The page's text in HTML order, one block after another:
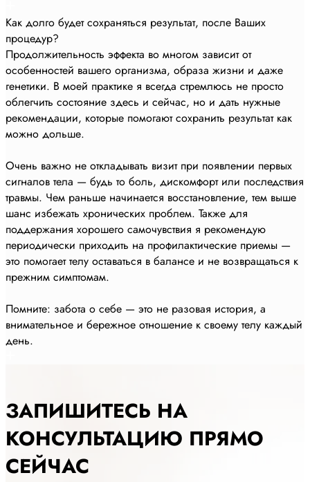
Как долго будет сохраняться результат, после Ваших
процедур?
Продолжительность эффекта во многом зависит от
особенностей вашего организма, образа жизни и даже
генетики. В моей практике я всегда стремлюсь не просто
облегчить состояние здесь и сейчас, но и дать нужные
рекомендации, которые помогают сохранить результат как
можно дольше.
Очень важно не откладывать визит при появлении первых
сигналов тела — будь то боль, дискомфорт или последствия
травмы. Чем раньше начинается восстановление, тем выше
шанс избежать хронических проблем. Также для
поддержания хорошего самочувствия я рекомендую
периодически приходить на профилактические приемы —
это помогает телу оставаться в балансе и не возвращаться к
прежним симптомам.
Помните: забота о себе — это не разовая история, а
внимательное и бережное отношение к своему телу каждый
день.
ЗАПИШИТЕСЬ НА
КОНСУЛЬТАЦИЮ ПРЯМО
СЕЙЧАС